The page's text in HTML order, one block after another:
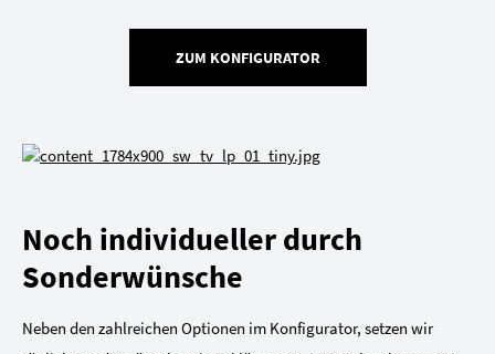
ZUM KONFIGURATOR
Noch individueller durch
Sonderwünsche
Neben den zahlreichen Optionen im Konfigurator, setzen wir